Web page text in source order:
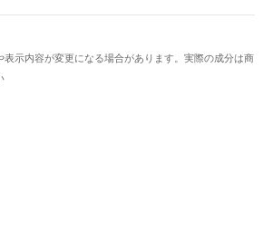
表示内容が変更になる場合があります。実際の成分は商